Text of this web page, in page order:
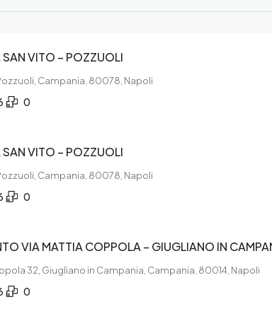
SAN VITO – POZZUOLI
Campania, 80078, Napoli
0
SAN VITO – POZZUOLI
Campania, 80078, Napoli
0
VIA MATTIA COPPOLA – GIUGLIANO IN
32, Giugliano in Campania, Campania, 80014, Napoli
0